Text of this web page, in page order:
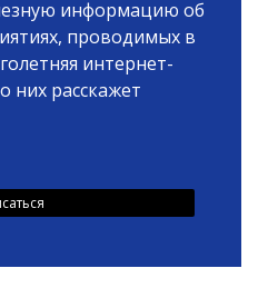
информацию об
проводимых в
интернет-
них расскажет